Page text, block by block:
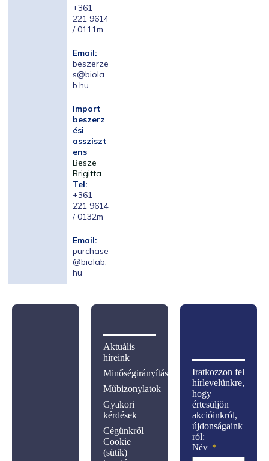
+361
221 9614
/ 0111m
Email:
beszerze
s@biola
b.hu
Import
beszerz
ési
assziszt
ens
Besze
Brigitta
Tel:
+361
221 9614
/ 0132m
Email:
purchase
@biolab.
hu
Iratkozzon fel
hírlevelünkre,
hogy
értesüljön
akcióinkról,
újdonságaink
ról:
Név
Aktuális
híreink
Minőségirányítás
Műbizonylatok
Gyakori
kérdések
Cégünkről
Cookie
(sütik)